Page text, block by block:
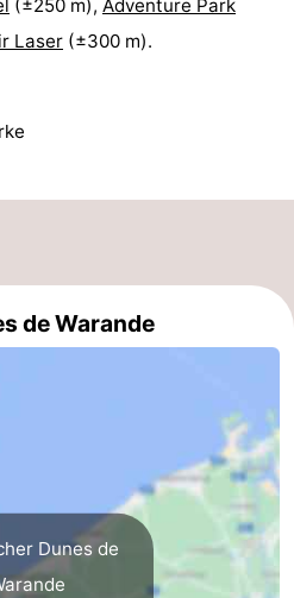
(±250 m), Adventure Park
Laser (±300 m).
de Warande
Dunes de